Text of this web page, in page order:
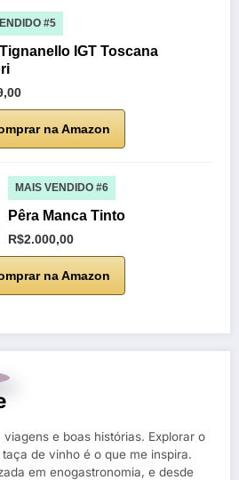
#5
IGT Toscana
na Amazon
MAIS VENDIDO #6
Pêra Manca Tinto
R$2.000,00
na Amazon
e boas histórias. Explorar o
de vinho é o que me inspira.
em enogastronomia, e desde